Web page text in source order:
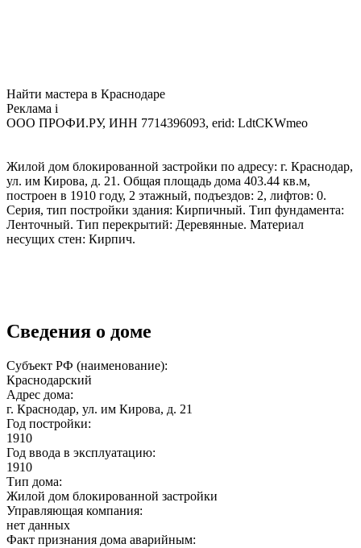
Найти мастера в Краснодаре
Реклама i
ООО ПРОФИ.РУ, ИНН 7714396093, erid: LdtCKWmeo
Жилой дом блокированной застройки по адресу: г. Краснодар,
ул. им Кирова, д. 21. Общая площадь дома 403.44 кв.м,
построен в 1910 году, 2 этажный, подъездов: 2, лифтов: 0.
Серия, тип постройки здания: Кирпичный. Тип фундамента:
Ленточный. Тип перекрытий: Деревянные. Материал
несущих стен: Кирпич.
Сведения о доме
Субъект РФ (наименование):
Краснодарский
Адрес дома:
г. Краснодар, ул. им Кирова, д. 21
Год постройки:
1910
Год ввода в эксплуатацию:
1910
Тип дома:
Жилой дом блокированной застройки
Управляющая компания:
нет данных
Факт признания дома аварийным: